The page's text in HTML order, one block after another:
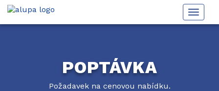
Toggle
POPTÁVKA
Požadavek na cenovou nabídku.